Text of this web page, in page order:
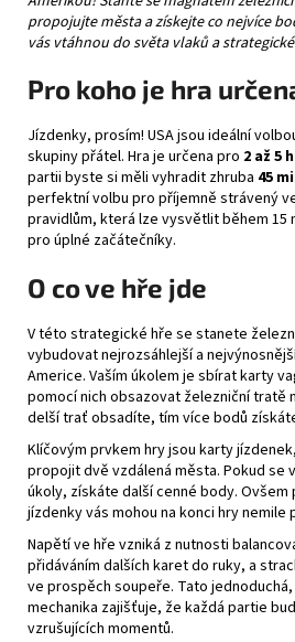
propojujte města a získejte co nejvíce
vás vtáhnou do světa vlaků a
Pro koho je hra
Jízdenky, prosím! USA jsou ideální
skupiny přátel. Hra je určena pro 2 až 5
partii byste si měli vyhradit zhruba 45
perfektní volbu pro příjemně strávený
pravidlům, která lze vysvětlit během 15
pro úplné začátečníky.
O co ve hře jde
V této strategické hře se stanete
vybudovat nejrozsáhlejší a
Americe. Vaším úkolem je sbírat karty
pomocí nich obsazovat železniční tratě
delší trať obsadíte, tím více bodů
Klíčovým prvkem hry jsou karty
propojit dvě vzdálená města. Pokud se
úkoly, získáte další cenné body. Ovšem
jízdenky vás mohou na konci hry nemile
Napětí ve hře vzniká z nutnosti
přidáváním dalších karet do ruky, a
ve prospěch soupeře. Tato
mechanika zajišťuje, že každá partie
vzrušujících momentů.
Kč